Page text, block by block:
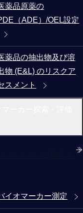
薬品原薬の
（ADE）/OEL設定
薬品の抽出物及び溶
物 (E&L) のリスクア
スメント
イオマーカー測定